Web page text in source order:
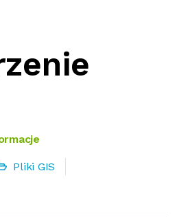
Pliki GIS